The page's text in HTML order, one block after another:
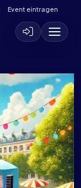
Event eintragen